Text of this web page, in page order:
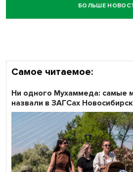
БОЛЬШЕ
Самое читаемое:
Ни одного Мухаммеда: самые
назвали в ЗАГСах